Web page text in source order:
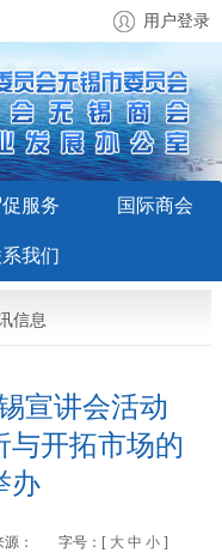
用户登录
服务 国际商会
我们
信息
宣讲会活动
开拓市场的
办
： 字号：[ 大 中 小]